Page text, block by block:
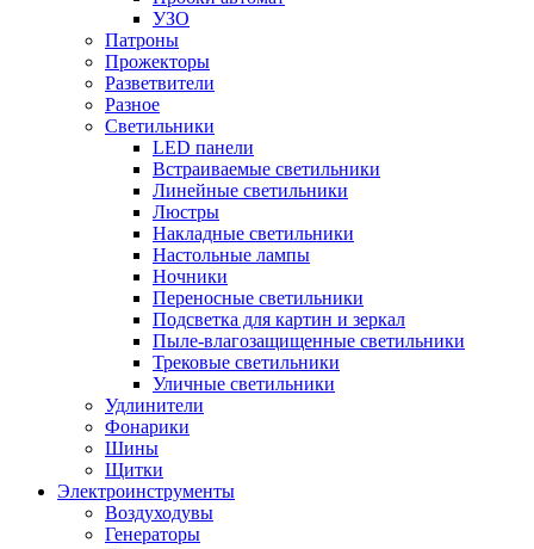
УЗО
Патроны
Прожекторы
Разветвители
Разное
Светильники
LED панели
Встраиваемые светильники
Линейные светильники
Люстры
Накладные светильники
Настольные лампы
Ночники
Переносные светильники
Подсветка для картин и зеркал
Пыле-влагозащищенные светильники
Трековые светильники
Уличные светильники
Удлинители
Фонарики
Шины
Щитки
Электроинструменты
Воздуходувы
Генераторы